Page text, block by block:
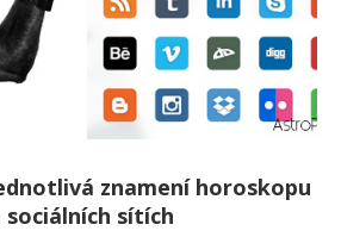
znamení horoskopu
sociálních sítích